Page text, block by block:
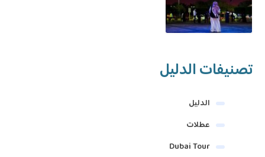
تصنيفات الدليل
الدليل
عطلات
Dubai Tour